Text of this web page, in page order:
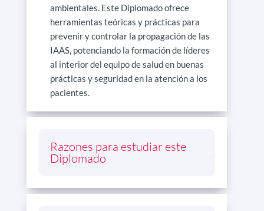
ambientales. Este Diplomado ofrece
herramientas teóricas y prácticas para
prevenir y controlar la propagación de las
IAAS, potenciando la formación de líderes
al interior del equipo de salud en buenas
prácticas y seguridad en la atención a los
pacientes.
Razones para estudiar este
Diplomado